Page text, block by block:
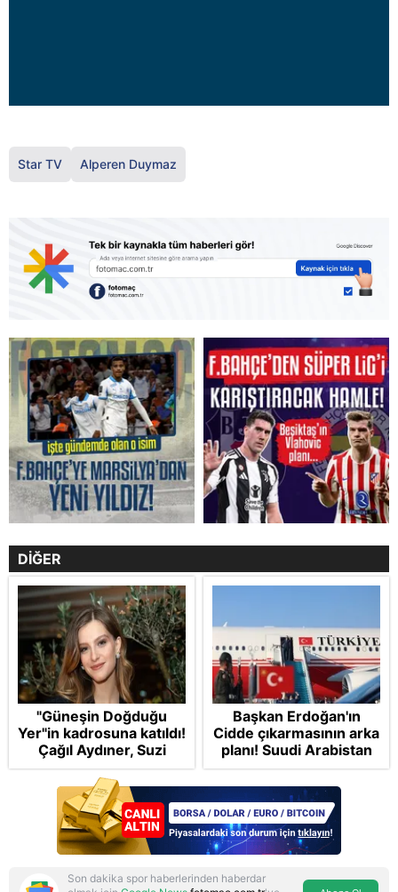
Star TV Alperen Duymaz
DİĞER
"Güneşin Doğduğu
Yer"in kadrosuna katıldı!
Çağıl Aydıner, Suzi
karakteriyle geliyor
Başkan Erdoğan'ın
Cidde çıkarmasının arka
planı! Suudi Arabistan
ve Pakistan'la Mekke
Anlaşması: "Tel Aviv için
'ölümcül ittifak"
Son dakika spor haberlerinden haberdar